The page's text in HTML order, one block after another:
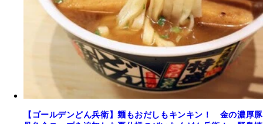
【ゴールデンどん兵衛】麺もおだしもキンキン！ 金の濃厚豚